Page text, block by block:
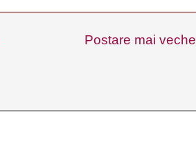
Postare mai veche